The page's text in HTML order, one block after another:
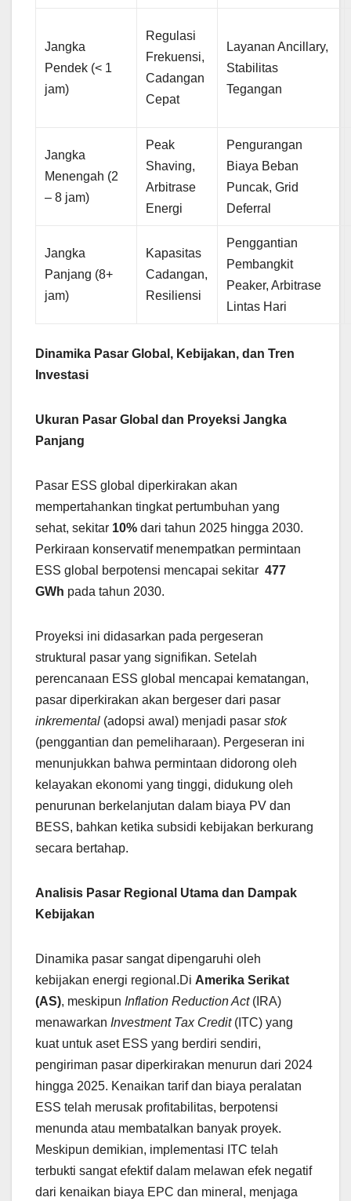
Jangka
Pendek (< 1
jam)
Regulasi
Frekuensi,
Cadangan
Cepat
Layanan Ancillary,
Stabilitas
Tegangan
Jangka
Menengah (2
– 8 jam)
Peak
Shaving,
Arbitrase
Energi
Pengurangan
Biaya Beban
Puncak, Grid
Deferral
Jangka
Panjang (8+
jam)
Kapasitas
Cadangan,
Resiliensi
Penggantian
Pembangkit
Peaker, Arbitrase
Lintas Hari
Dinamika Pasar Global, Kebijakan, dan Tren
Investasi
Ukuran Pasar Global dan Proyeksi Jangka
Panjang
Pasar ESS global diperkirakan akan
mempertahankan tingkat pertumbuhan yang
sehat, sekitar 10% dari tahun 2025 hingga 2030.
Perkiraan konservatif menempatkan permintaan
ESS global berpotensi mencapai sekitar 477
GWh pada tahun 2030.
Proyeksi ini didasarkan pada pergeseran
struktural pasar yang signifikan. Setelah
perencanaan ESS global mencapai kematangan,
pasar diperkirakan akan bergeser dari pasar
inkremental (adopsi awal) menjadi pasar stok
(penggantian dan pemeliharaan). Pergeseran ini
menunjukkan bahwa permintaan didorong oleh
kelayakan ekonomi yang tinggi, didukung oleh
penurunan berkelanjutan dalam biaya PV dan
BESS, bahkan ketika subsidi kebijakan berkurang
secara bertahap.
Analisis Pasar Regional Utama dan Dampak
Kebijakan
Dinamika pasar sangat dipengaruhi oleh
kebijakan energi regional.Di Amerika Serikat
(AS), meskipun Inflation Reduction Act(IRA)
menawarkan Investment Tax Credit(ITC) yang
kuat untuk aset ESS yang berdiri sendiri,
pengiriman pasar diperkirakan menurun dari 2024
hingga 2025. Kenaikan tarif dan biaya peralatan
ESS telah merusak profitabilitas, berpotensi
menunda atau membatalkan banyak proyek.
Meskipun demikian, implementasi ITC telah
terbukti sangat efektif dalam melawan efek negatif
dari kenaikan biaya EPC dan mineral, menjaga